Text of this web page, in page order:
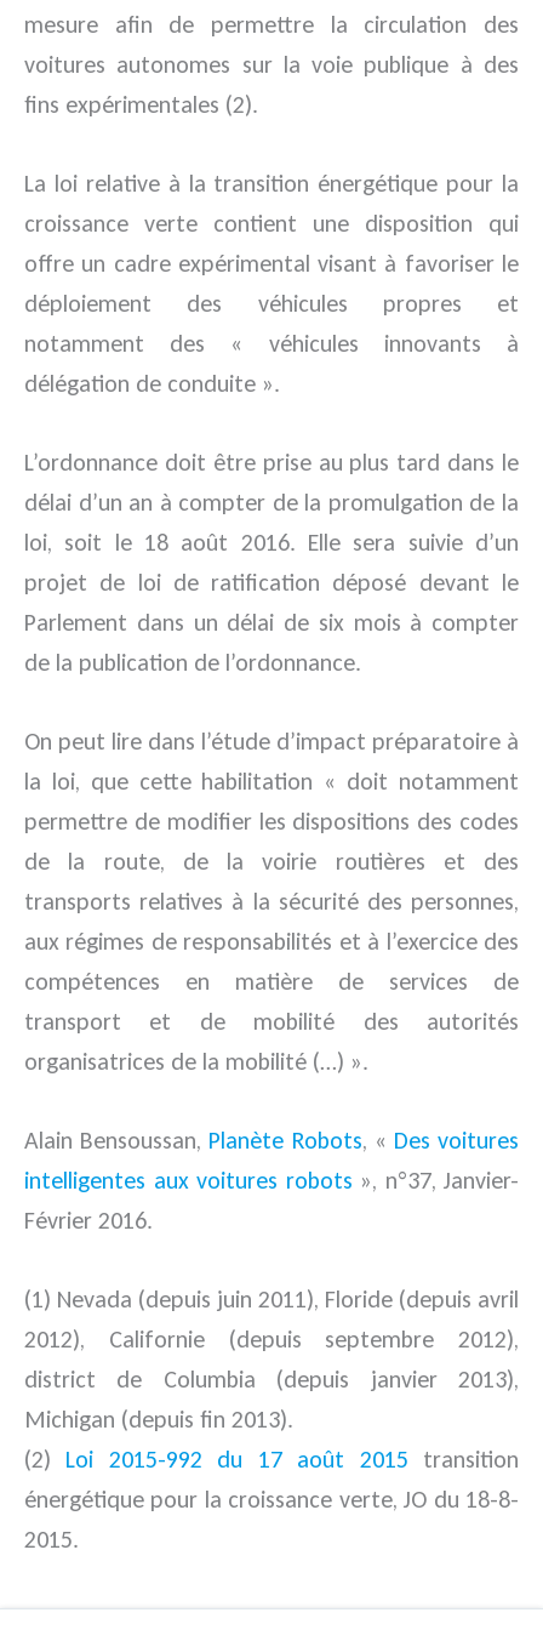
mesure afin de permettre la circulation des
voitures autonomes sur la voie publique à des
fins expérimentales (2).
La loi relative à la transition énergétique pour la
croissance verte contient une disposition qui
offre un cadre expérimental visant à favoriser le
déploiement des véhicules propres et
notamment des « véhicules innovants à
délégation de conduite ».
L’ordonnance doit être prise au plus tard dans le
délai d’un an à compter de la promulgation de la
loi, soit le 18 août 2016. Elle sera suivie d’un
projet de loi de ratification déposé devant le
Parlement dans un délai de six mois à compter
de la publication de l’ordonnance.
On peut lire dans l’étude d’impact préparatoire à
la loi, que cette habilitation « doit notamment
permettre de modifier les dispositions des codes
de la route, de la voirie routières et des
transports relatives à la sécurité des personnes,
aux régimes de responsabilités et à l’exercice des
compétences en matière de services de
transport et de mobilité des autorités
organisatrices de la mobilité (…) ».
Alain Bensoussan, Planète Robots, « Des voitures
intelligentes aux voitures robots », n°37, Janvier-
Février 2016.
(1) Nevada (depuis juin 2011), Floride (depuis avril
2012), Californie (depuis septembre 2012),
district de Columbia (depuis janvier 2013),
Michigan (depuis fin 2013).
(2) Loi 2015-992 du 17 août 2015 transition
énergétique pour la croissance verte, JO du 18-8-
2015.